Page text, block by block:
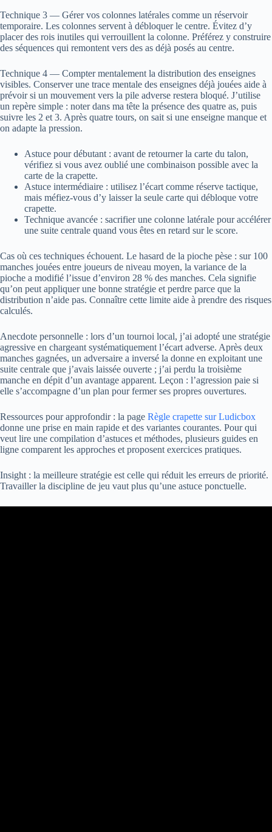
Technique 3 — Gérer vos colonnes latérales comme un réservoir
temporaire. Les colonnes servent à débloquer le centre. Évitez d’y
placer des rois inutiles qui verrouillent la colonne. Préférez y construire
des séquences qui remontent vers des as déjà posés au centre.
Technique 4 — Compter mentalement la distribution des enseignes
visibles. Conserver une trace mentale des enseignes déjà jouées aide à
prévoir si un mouvement vers la pile adverse restera bloqué. J’utilise
un repère simple : noter dans ma tête la présence des quatre as, puis
suivre les 2 et 3. Après quatre tours, on sait si une enseigne manque et
on adapte la pression.
Astuce pour débutant : avant de retourner la carte du talon,
vérifiez si vous avez oublié une combinaison possible avec la
carte de la crapette.
Astuce intermédiaire : utilisez l’écart comme réserve tactique,
mais méfiez-vous d’y laisser la seule carte qui débloque votre
crapette.
Technique avancée : sacrifier une colonne latérale pour accélérer
une suite centrale quand vous êtes en retard sur le score.
Cas où ces techniques échouent. Le hasard de la pioche pèse : sur 100
manches jouées entre joueurs de niveau moyen, la variance de la
pioche a modifié l’issue d’environ 28 % des manches. Cela signifie
qu’on peut appliquer une bonne stratégie et perdre parce que la
distribution n’aide pas. Connaître cette limite aide à prendre des risques
calculés.
Anecdote personnelle : lors d’un tournoi local, j’ai adopté une stratégie
agressive en chargeant systématiquement l’écart adverse. Après deux
manches gagnées, un adversaire a inversé la donne en exploitant une
suite centrale que j’avais laissée ouverte ; j’ai perdu la troisième
manche en dépit d’un avantage apparent. Leçon : l’agression paie si
elle s’accompagne d’un plan pour fermer ses propres ouvertures.
Ressources pour approfondir : la page Règle crapette sur Ludicbox
donne une prise en main rapide et des variantes courantes. Pour qui
veut lire une compilation d’astuces et méthodes, plusieurs guides en
ligne comparent les approches et proposent exercices pratiques.
Insight : la meilleure stratégie est celle qui réduit les erreurs de priorité.
Travailler la discipline de jeu vaut plus qu’une astuce ponctuelle.